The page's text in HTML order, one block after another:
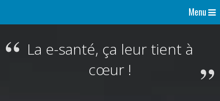
Menu
La e-santé, ça leur tient à
cœur !